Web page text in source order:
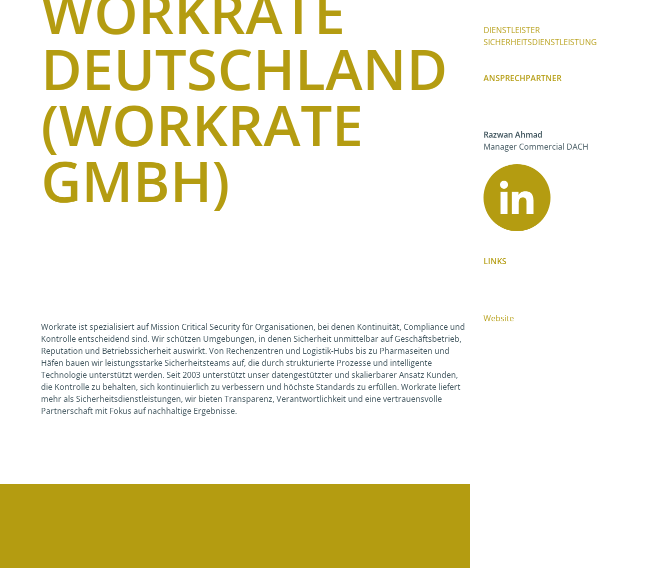
DEUTSCHLAND
(WORKRATE
GMBH)
Workrate ist spezialisiert auf Mission Critical Security für Organisationen, bei denen Kontinuität, Compliance und
Kontrolle entscheidend sind. Wir schützen Umgebungen, in denen Sicherheit unmittelbar auf Geschäftsbetrieb,
Reputation und Betriebssicherheit auswirkt. Von Rechenzentren und Logistik-Hubs bis zu Pharmaseiten und
Häfen bauen wir leistungsstarke Sicherheitsteams auf, die durch strukturierte Prozesse und intelligente
Technologie unterstützt werden. Seit 2003 unterstützt unser datengestützter und skalierbarer Ansatz Kunden,
die Kontrolle zu behalten, sich kontinuierlich zu verbessern und höchste Standards zu erfüllen. Workrate liefert
mehr als Sicherheitsdienstleistungen, wir bieten Transparenz, Verantwortlichkeit und eine vertrauensvolle
Partnerschaft mit Fokus auf nachhaltige Ergebnisse.
DIENSTLEISTER
SICHERHEITSDIENSTLEISTUNG
ANSPRECHPARTNER
Razwan Ahmad
Manager Commercial DACH
LINKS
Website